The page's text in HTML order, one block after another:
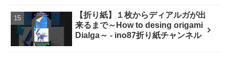
【折り紙】１枚からディアルガが出
来るまで～How to desing origami
Dialga～ - ino87折り紙チャンネル